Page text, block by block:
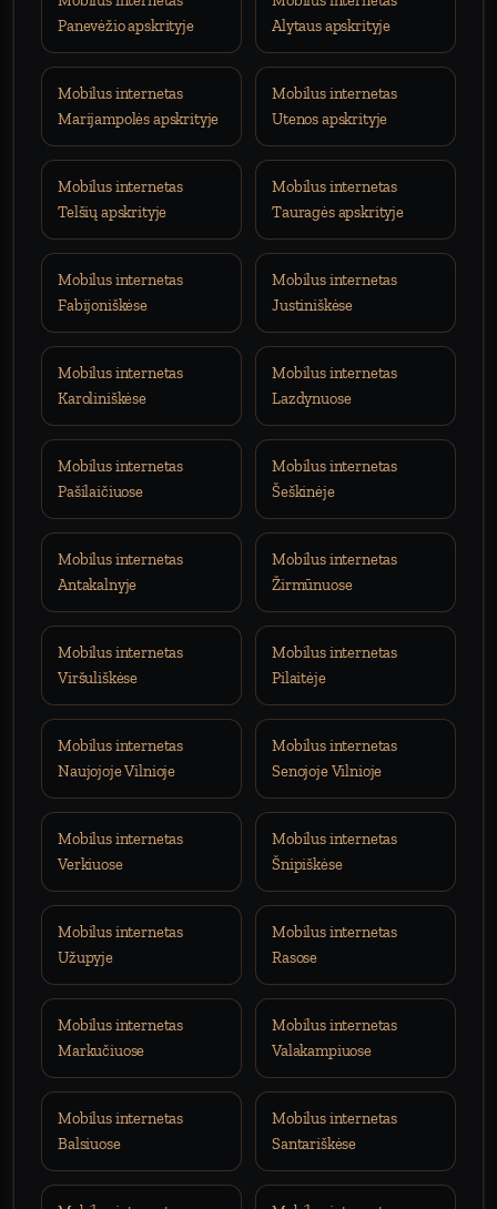
Panevėžio apskrityje
Alytaus apskrityje
Mobilus internetas
Marijampolės apskrityje
Mobilus internetas
Utenos apskrityje
Mobilus internetas
Telšių apskrityje
Mobilus internetas
Tauragės apskrityje
Mobilus internetas
Fabijoniškėse
Mobilus internetas
Justiniškėse
Mobilus internetas
Karoliniškėse
Mobilus internetas
Lazdynuose
Mobilus internetas
Pašilaičiuose
Mobilus internetas
Šeškinėje
Mobilus internetas
Antakalnyje
Mobilus internetas
Žirmūnuose
Mobilus internetas
Viršuliškėse
Mobilus internetas
Pilaitėje
Mobilus internetas
Naujojoje Vilnioje
Mobilus internetas
Senojoje Vilnioje
Mobilus internetas
Verkiuose
Mobilus internetas
Šnipiškėse
Mobilus internetas
Užupyje
Mobilus internetas
Rasose
Mobilus internetas
Markučiuose
Mobilus internetas
Valakampiuose
Mobilus internetas
Balsiuose
Mobilus internetas
Santariškėse